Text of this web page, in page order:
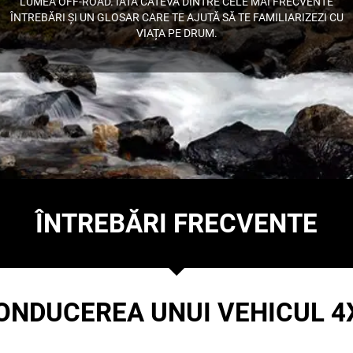
ÎNTREBĂRI ȘI UN GLOSAR CARE TE AJUTĂ SĂ TE FAMILIARIZEZI CU
VIAȚA PE DRUM.
ÎNTREBĂRI FRECVENTE
UNUI VEHICUL